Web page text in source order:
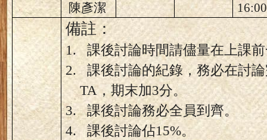
陳彥潔
備註：
1.
課後討論時間請儘量在上課
2.
課後討論的紀錄，務必在討
TA，期末加3分。
3.
課後討論務必全員到齊。
4.
課後討論佔15%。